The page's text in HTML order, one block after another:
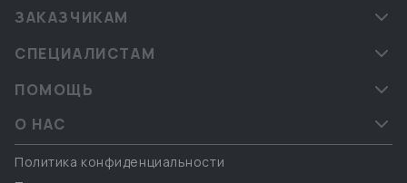
ЗАКАЗЧИКАМ
СПЕЦИАЛИСТАМ
ПОМОЩЬ
О НАС
Политика конфиденциальности